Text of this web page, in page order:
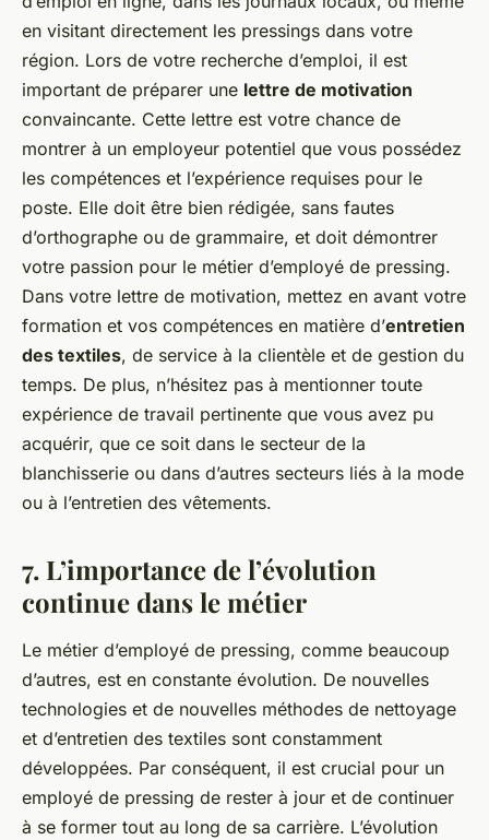
en visitant directement les pressings dans votre
région. Lors de votre recherche d’emploi, il est
important de préparer une lettre de motivation
convaincante. Cette lettre est votre chance de
montrer à un employeur potentiel que vous possédez
les compétences et l’expérience requises pour le
poste. Elle doit être bien rédigée, sans fautes
d’orthographe ou de grammaire, et doit démontrer
votre passion pour le métier d’employé de pressing.
Dans votre lettre de motivation, mettez en avant votre
formation et vos compétences en matière d’entretien
des textiles, de service à la clientèle et de gestion du
temps. De plus, n’hésitez pas à mentionner toute
expérience de travail pertinente que vous avez pu
acquérir, que ce soit dans le secteur de la
blanchisserie ou dans d’autres secteurs liés à la mode
ou à l’entretien des vêtements.
7. L’importance de l’évolution
continue dans le métier
Le métier d’employé de pressing, comme beaucoup
d’autres, est en constante évolution. De nouvelles
technologies et de nouvelles méthodes de nettoyage
et d’entretien des textiles sont constamment
développées. Par conséquent, il est crucial pour un
employé de pressing de rester à jour et de continuer
à se former tout au long de sa carrière. L’évolution